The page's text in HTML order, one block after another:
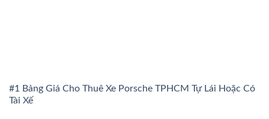
#1 Bảng Giá Cho Thuê Xe Porsche TPHCM Tự Lái Hoặc Có
Tài Xế